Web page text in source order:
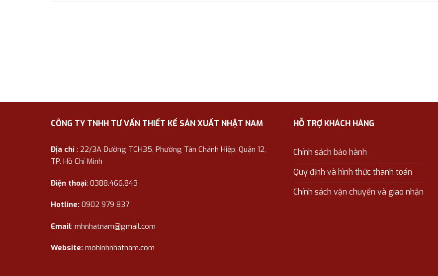
CÔNG TY TNHH TƯ VẤN THIẾT KẾ SẢN XUẤT NHẬT NAM
Địa chỉ : 22/3A Đường TCH35, Phường Tân Chánh Hiệp, Quận 12,
TP. Hồ Chí Minh
Điện thoại: 0388.466.843
Hotline: 0902 979 837
Email: mhnhatnam@gmail.com
Website: mohinhnhatnam.com
HỖ TRỢ KHÁCH HÀNG
Chính sách bảo hành
Quy định và hình thức thanh toán
Chính sách vận chuyển và giao nhận